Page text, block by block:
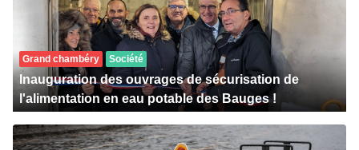
Grand chambéry Société
Inauguration des ouvrages de sécurisation de
l'alimentation en eau potable des Bauges !